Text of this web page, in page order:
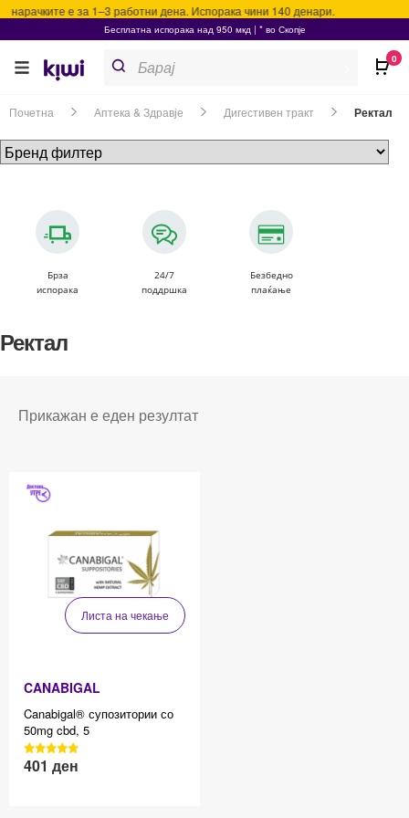
нарачките е за 1–3 работни дена. Испорака чини 140 денари.
Бесплатна испорака над 950 мкд | * во Скопје
search
Почетна Аптека & Здравје Дигестивен тракт Ректал
Брза
испорака
24/7
поддршка
Безбедно
плаќање
Ректал
Прикажан е еден резултат
Листа на чекање
CANABIGAL
Canabigal® супозитории со
50mg cbd, 5
3040 Reviews, 4.7 average
star rating
Effective price 12.83
401 ден
0